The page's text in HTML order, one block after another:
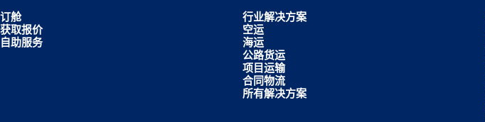
订舱
获取报价
自助服务
行业解决方案
空运
海运
公路货运
项目运输
合同物流
所有解决方案